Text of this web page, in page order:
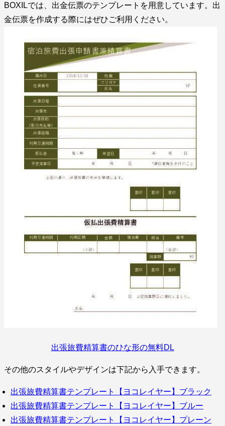
BOXILでは、出金伝票のテンプレートを用意しています。出
金伝票を作成する際にはぜひご利用ください。
出張旅費精算書のひな形の無料DL
その他のスタイルやデザインは下記から入手できます。
出張旅費精算書テンプレート【ヨコレイヤー】ブラック
出張旅費精算書テンプレート【ヨコレイヤー】ブルー
出張旅費精算書テンプレート【ヨコレイヤー】プレーン